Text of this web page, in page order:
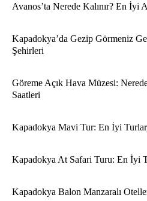
Avanos’ta Nerede Kalınır? En İyi
Kapadokya’da Gezip Görmeniz
Şehirleri
Göreme Açık Hava Müzesi:
Saatleri
Kapadokya Mavi Tur: En İyi
Kapadokya At Safari Turu: En İyi
Kapadokya Balon Manzaralı